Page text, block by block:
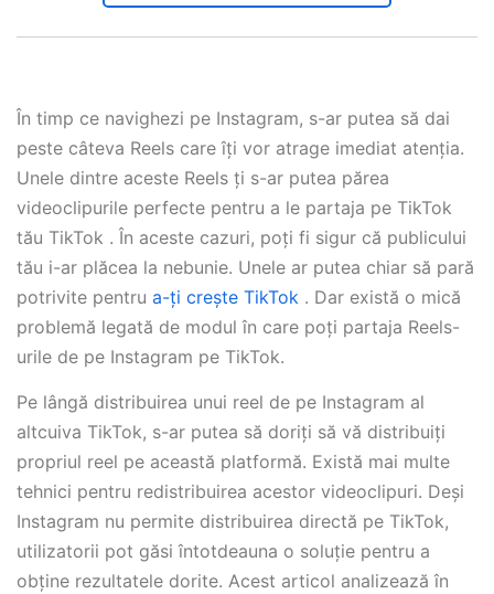
În timp ce navighezi pe Instagram, s-ar putea să dai
peste câteva Reels care îți vor atrage imediat atenția.
Unele dintre aceste Reels ți s-ar putea părea
videoclipurile perfecte pentru a le partaja pe TikTok
tău TikTok . În aceste cazuri, poți fi sigur că publicului
tău i-ar plăcea la nebunie. Unele ar putea chiar să pară
potrivite pentru a-ți crește TikTok . Dar există o mică
problemă legată de modul în care poți partaja Reels-
urile de pe Instagram pe TikTok.
Pe lângă distribuirea unui reel de pe Instagram al
altcuiva TikTok, s-ar putea să doriți să vă distribuiți
propriul reel pe această platformă. Există mai multe
tehnici pentru redistribuirea acestor videoclipuri. Deși
Instagram nu permite distribuirea directă pe TikTok,
utilizatorii pot găsi întotdeauna o soluție pentru a
obține rezultatele dorite. Acest articol analizează în